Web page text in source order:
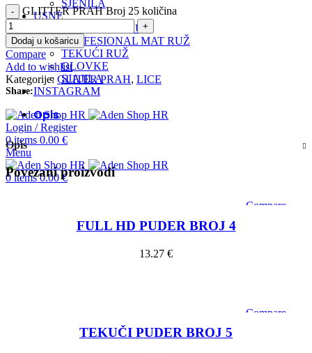
SJENILA
USNE
HIDRANTNI RUŽ
PROFESIONAL MAT RUŽ
TEKUĆI RUŽ
OLOVKE
SJAJILA
INSTAGRAM
Login / Register
0items 0.00 €
Menu
0 items 0.00€
GLITTER PRAH Broj 25 količina
Dodaj u košaricu
Compare
Add to wishlist
Kategorije: GLITER PRAH, LICE
Share:
Opis
Opis
Povezani proizvodi
Compare
Add to wishlist
FULL HD PUDER BROJ 4
13.27 €
Compare
TEKUČI PUDER BROJ 5